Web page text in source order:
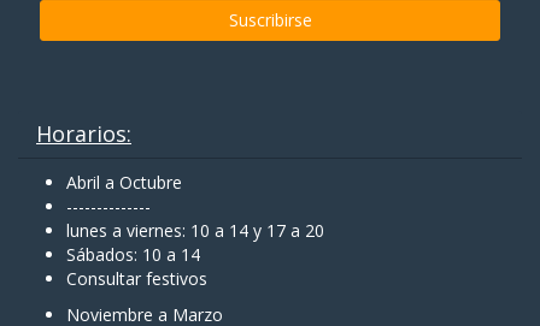
Horarios:
Abril a Octubre
--------------
lunes a viernes: 10 a 14 y 17 a 20
Sábados: 10 a 14
Consultar festivos
Noviembre a Marzo